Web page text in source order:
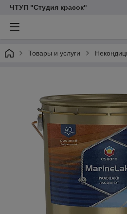
ЧТУП "Студия красок"
Товары и услуги